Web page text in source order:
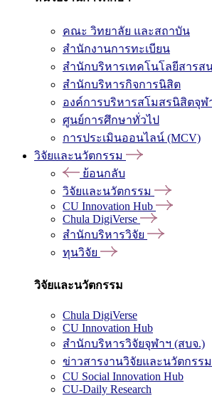
คณะ วิทยาลัย และสถาบัน
สำนักงานการทะเบียน
สำนักบริหารเทคโนโลยีสารส
สำนักบริหารกิจการนิสิต
องค์การบริหารสโมสรนิสิตจุฬ
ศูนย์การศึกษาทั่วไป
การประเมินออนไลน์ (MCV)
วิจัยและนวัตกรรม
ย้อนกลับ
วิจัยและนวัตกรรม
CU Innovation Hub
Chula DigiVerse
สำนักบริหารวิจัย
ทุนวิจัย
วิจัยและนวัตกรรม
Chula DigiVerse
CU Innovation Hub
สำนักบริหารวิจัยจุฬาฯ (สบจ.)
ข่าวสารงานวิจัยและนวัตกรรม
CU Social Innovation Hub
CU-Daily Research